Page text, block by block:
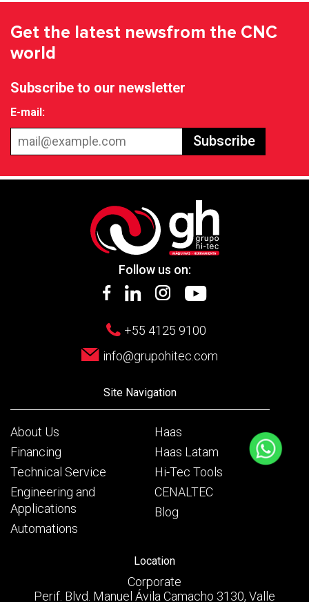
Get the latest newsfrom the CNC
world
Subscribe to our newsletter
E-mail:
Subscribe
Follow us on:
+55 4125 9100
info@grupohitec.com
Site Navigation
About Us
Financing
Technical Service
Engineering and
Applications
Automations
Haas
Haas Latam
Hi-Tec Tools
CENALTEC
Blog
Location
Corporate
Perif. Blvd. Manuel Ávila Camacho 3130, Valle